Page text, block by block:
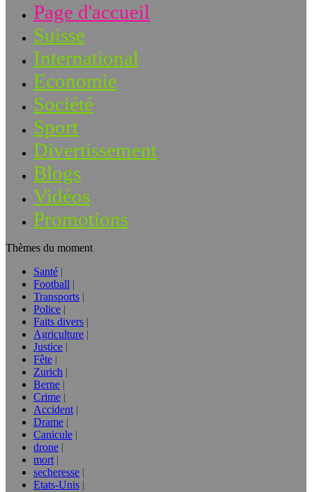
Page d'accueil
Suisse
International
Economie
Société
Sport
Divertissement
Blogs
Vidéos
Promotions
Thèmes du moment
Santé
Football
Transports
Police
Faits divers
Agriculture
Justice
Fête
Zurich
Berne
Crime
Accident
Drame
Canicule
drone
mort
secheresse
Etats-Unis